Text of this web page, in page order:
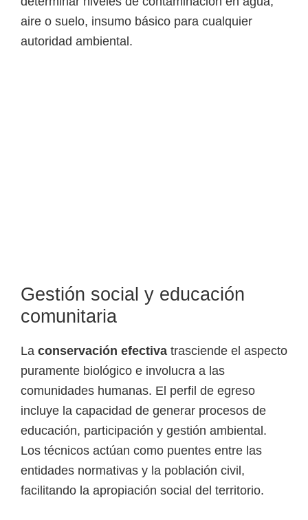
aire o suelo, insumo básico para cualquier
autoridad ambiental.
Gestión social y educación
comunitaria
La conservación efectiva trasciende el aspecto
puramente biológico e involucra a las
comunidades humanas. El perfil de egreso
incluye la capacidad de generar procesos de
educación, participación y gestión ambiental.
Los técnicos actúan como puentes entre las
entidades normativas y la población civil,
facilitando la apropiación social del territorio.